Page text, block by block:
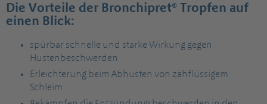
Die Vorteile der Bronchipret® Tropfen auf
einen Blick:
spürbar schnelle und starke Wirkung gegen
Hustenbeschwerden
Erleichterung beim Abhusten von zähflüssigem
Schleim